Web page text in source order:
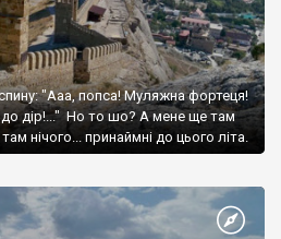
"Ааа, попса! Муляжна фортеця!
до дір!..." Но то шо? А мене ще там
нічого... принаймні до цього літа.